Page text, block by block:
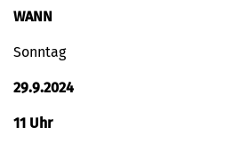
WANN
Sonntag
29.9.2024
11 Uhr